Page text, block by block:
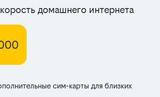
домашнего интернета
сим-карты для близких